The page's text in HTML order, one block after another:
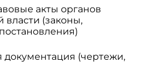
акты органов
власти (законы,
документация (чертежи,